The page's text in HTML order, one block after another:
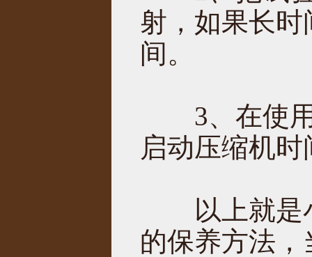
射，如果长
间。
3、在使用
启动压缩机
以上就是
的保养方法